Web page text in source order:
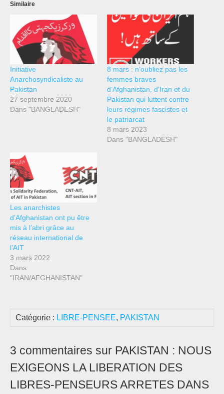
Similaire
Initiative
Anarchosyndicaliste au
Pakistan
27 septembre 2020
Dans "BANGLADESH"
8 mars : n’oubliez pas les
femmes braves
d’Afghanistan, d’Iran et du
Pakistan qui luttent contre
leurs régimes fascistes et
le patriarcat
8 mars 2023
Dans "BANGLADESH"
Les anarchistes
d’Afghanistan ont pu être
mis à l’abri grâce au
réseau international de
l’AIT
3 mars 2022
Dans
"IRAN/AFGHANISTAN"
Catégorie : LIBRE-PENSEE, PAKISTAN
3 commentaires sur PAKISTAN : NOUS
EXIGEONS LA LIBERATION DES
LIBRES-PENSEURS ARRETES DANS